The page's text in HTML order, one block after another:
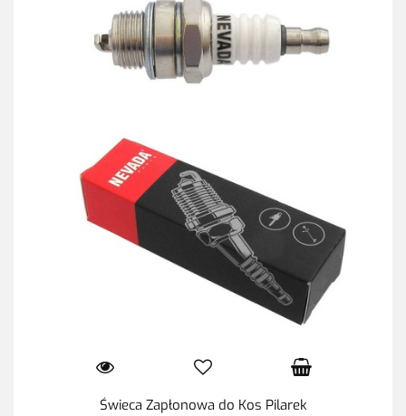
Świeca Zapłonowa do Kos Pilarek